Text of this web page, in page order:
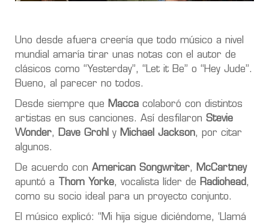
Uno desde afuera creería que todo músico a nivel
mundial amaría tirar unas notas con el autor de
clásicos como “Yesterday”, “Let it Be” o “Hey Jude”.
Bueno, al parecer no todos.
Desde siempre que Macca colaboró con distintos
artistas en sus canciones. Así desfilaron Stevie
Wonder, Dave Grohl y Michael Jackson, por citar
algunos.
De acuerdo con American Songwriter,
McCartney
apuntó a
Thom Yorke, vocalista líder de Radiohead,
como su socio ideal para un proyecto conjunto.
El músico explicó: “Mi hija sigue diciéndome, ‘Llamá